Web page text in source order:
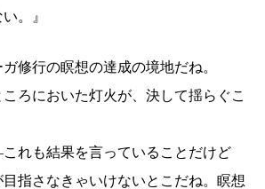
。』
修行の瞑想の達成の境地だね。
ろにおいた灯火が、決して揺らぐこ
れも結果を言っていることだけど
指さなきゃいけないとこだね。瞑想